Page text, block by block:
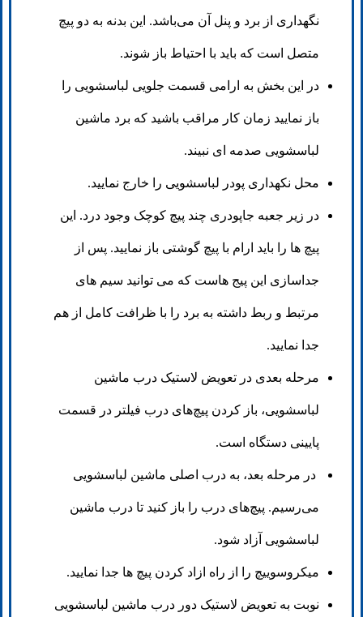
نگهداری از برد و پنل آن می‌باشد. این بدنه به دو پیچ
متصل است که باید با احتیاط باز شوند.
در این بخش به ارامی قسمت جلویی لباسشویی را
باز نمایید زمان کار مراقب باشید که برد ماشین
لباسشویی صدمه ای نبیند.
محل نکهداری پودر لباسشویی را خارج نمایید.
در زیر جعبه جاپودری چند پیچ کوچک وجود درد. این
پیچ ها را باید ارام با پیچ گوشتی باز نمایید. پس از
جداسازی این پیج هاست که می توانید سیم های
مرتبط و ربط داشته به برد را با ظرافت کامل از هم
جدا نمایید.
مرحله بعدی در تعویض لاستیک درب ماشین
لباسشویی، باز کردن پیچ‌های درب فیلتر در قسمت
پایینی دستگاه است.
در مرحله بعد، به درب اصلی ماشین لباسشویی
می‌رسیم. پیچ‌های درب را باز کنید تا درب ماشین
لباسشویی آزاد شود.
میکروسوییچ را از راه ازاد کردن پیچ ها جدا نمایید.
نوبت به تعویض لاستیک دور درب ماشین لباسشویی